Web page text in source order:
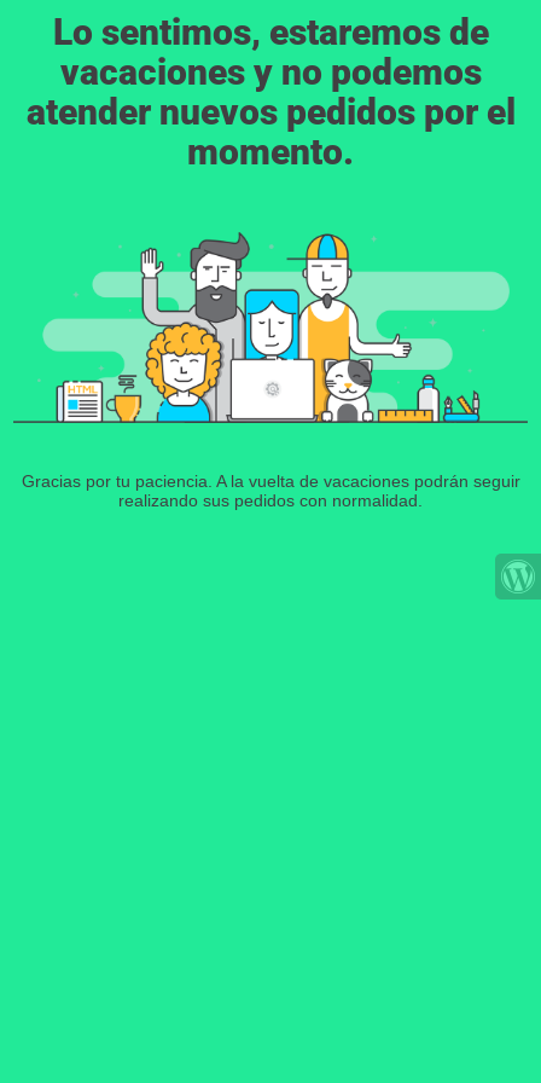
Lo sentimos, estaremos de
vacaciones y no podemos
atender nuevos pedidos por el
momento.
Gracias por tu paciencia. A la vuelta de vacaciones podrán seguir
realizando sus pedidos con normalidad.